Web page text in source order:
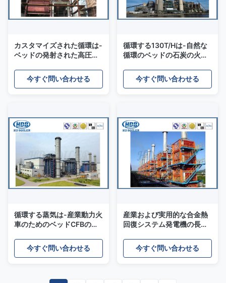
カスタマイズされた循環は-
ベッドの発射された高圧蒸
した
今すぐ問い合わせる
循環する130T/Hは-自然な
循環のベッドの石炭の火力
性にした
今すぐ問い合わせる
循環する蒸気は-産業動力火
車のためのベッドCFBのボ
した
今すぐ問い合わせる
産業および実用的な合金熱
回復システム発電機の長い
今すぐ問い合わせる